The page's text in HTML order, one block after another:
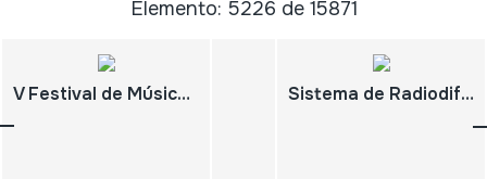
Elemento: 5226 de 15871
V Festival de Música y Danza Indígena. INI. 1993 - Año Internacional de los Pueblos Indígenas. Sistema de Radiodifusoras Culturales Indigenistas. Testimonio musical del trabajo radiofónico. INI